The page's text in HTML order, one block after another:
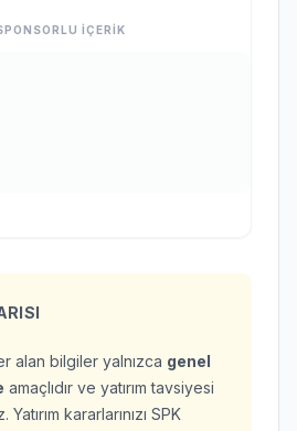
İÇERİK
alan bilgiler yalnızca genel
amaçlıdır ve yatırım tavsiyesi
Yatırım kararlarınızı SPK